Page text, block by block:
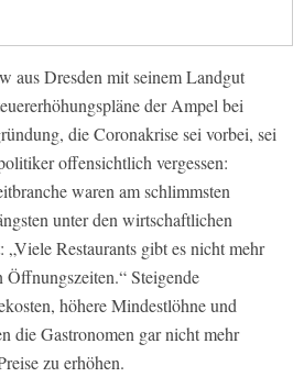
aus Dresden mit seinem Landgut
der Ampel bei
die Coronakrise sei vorbei, sei
offensichtlich vergessen:
waren am schlimmsten
unter den wirtschaftlichen
Restaurants gibt es nicht mehr
Steigende
höhere Mindestlöhne und
die Gastronomen gar nicht mehr
zu erhöhen.